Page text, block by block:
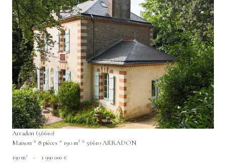
VOIR LE BIEN
Arradon (56610)
Maison * 8 pièces * 190 m² * 56610 ARRADON
190 m² - 1 990 000 €